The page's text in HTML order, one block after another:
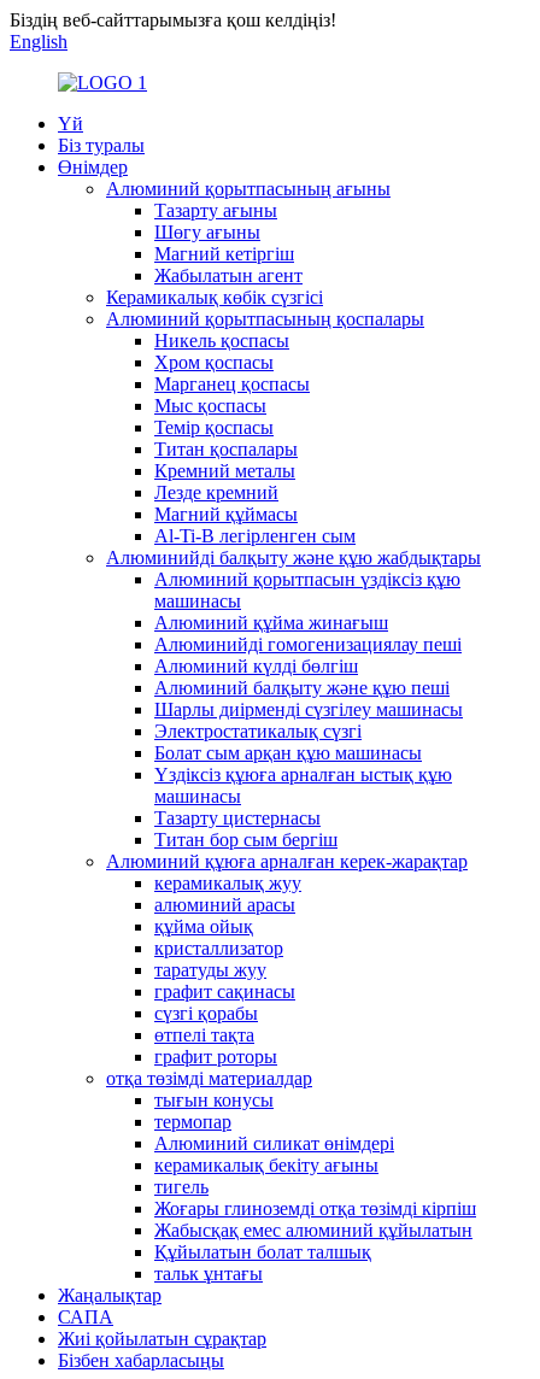
Біздің веб-сайттарымызға қош келдіңіз!
English
Үй
Біз туралы
Өнімдер
Алюминий қорытпасының ағыны
Тазарту ағыны
Шөгу ағыны
Магний кетіргіш
Жабылатын агент
Керамикалық көбік сүзгісі
Алюминий қорытпасының қоспалары
Никель қоспасы
Хром қоспасы
Марганец қоспасы
Мыс қоспасы
Темір қоспасы
Титан қоспалары
Кремний металы
Лезде кремний
Магний құймасы
Al-Ti-B легірленген сым
Алюминийді балқыту және құю жабдықтары
Алюминий қорытпасын үздіксіз құю
машинасы
Алюминий құйма жинағыш
Алюминийді гомогенизациялау пеші
Алюминий күлді бөлгіш
Алюминий балқыту және құю пеші
Шарлы диірменді сүзгілеу машинасы
Электростатикалық сүзгі
Болат сым арқан құю машинасы
Үздіксіз құюға арналған ыстық құю
машинасы
Тазарту цистернасы
Титан бор сым бергіш
Алюминий құюға арналған керек-жарақтар
керамикалық жуу
алюминий арасы
құйма ойық
кристаллизатор
таратуды жуу
графит сақинасы
сүзгі қорабы
өтпелі тақта
графит роторы
отқа төзімді материалдар
тығын конусы
термопар
Алюминий силикат өнімдері
керамикалық бекіту ағыны
тигель
Жоғары глиноземді отқа төзімді кірпіш
Жабысқақ емес алюминий құйылатын
Құйылатын болат талшық
тальк ұнтағы
Жаңалықтар
САПА
Жиі қойылатын сұрақтар
Бізбен хабарласыңы